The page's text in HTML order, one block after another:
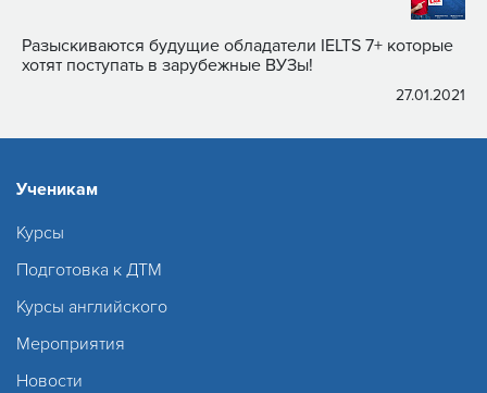
Разыскиваются будущие обладатели IELTS 7+ которые
хотят поступать в зарубежные ВУЗы!
27.01.2021
Ученикам
Курсы
Подготовка к ДТМ
Курсы английского
Мероприятия
Новости